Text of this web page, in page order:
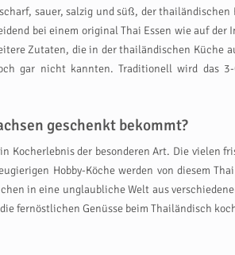
sauer, salzig und süß, der
bei einem original Thai Essen wie auf der
Zutaten, die in der thailändischen Küche
gar nicht kannten. Traditionell wird das
geschenkt bekommt?
der besonderen Art. Die vielen
Hobby-Köche werden von diesem
in eine unglaubliche Welt aus
fernöstlichen Genüsse beim Thailändisch